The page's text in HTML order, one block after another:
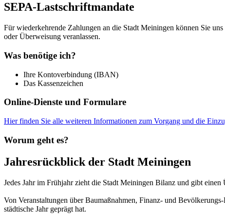
SEPA-Lastschriftmandate
Für wiederkehrende Zahlungen an die Stadt Meiningen können Sie
oder Überweisung veranlassen.
Was benötige ich?
Ihre Kontoverbindung (IBAN)
Das Kassenzeichen
Online-Dienste und Formulare
Hier finden Sie alle weiteren Informationen zum Vorgang und die
Worum geht es?
Jahresrückblick der Stadt Meiningen
Jedes Jahr im Frühjahr zieht die Stadt Meiningen Bilanz und gibt
Von Veranstaltungen über Baumaßnahmen, Finanz- und
städtische Jahr geprägt hat.